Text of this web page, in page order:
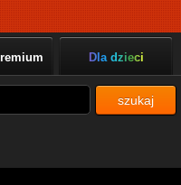
Dla dzieci
szukaj